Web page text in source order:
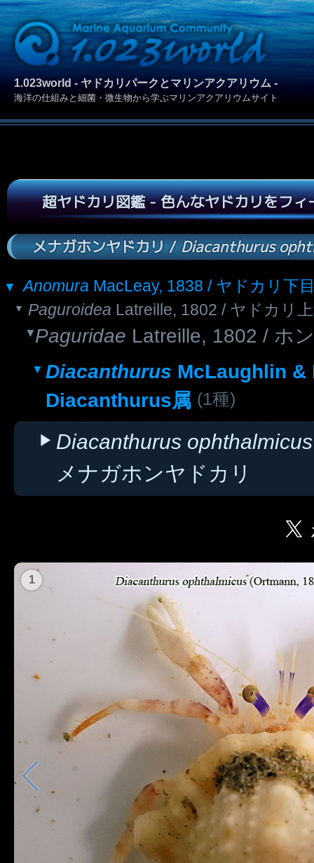
1.023world - ヤドカリパークとマリンアクアリウム -
海洋の仕組みと細菌・微生物から学ぶマリンアクアリウムサイト
超ヤドカリ図鑑 - 色んなヤドカリをフ
メナガホンヤドカリ /Diacanthurus
Anomura MacLeay, 1838 / ヤドカリ下
Paguroidea Latreille, 1802 / ヤドカリ
Paguridae Latreille, 1802 / ホ
Diacanthurus McLaughlin &
Diacanthurus属 (1種)
Diacanthurus ophthalmicus
メナガホンヤドカリ
1